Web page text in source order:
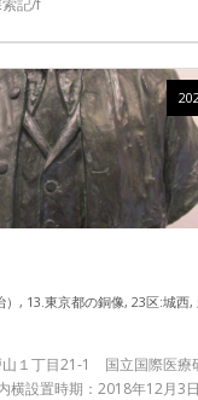
, 13.東京都の銅像, 23区:城西,
１丁目21-1 国立国際医療
横設置時期：2018年12月